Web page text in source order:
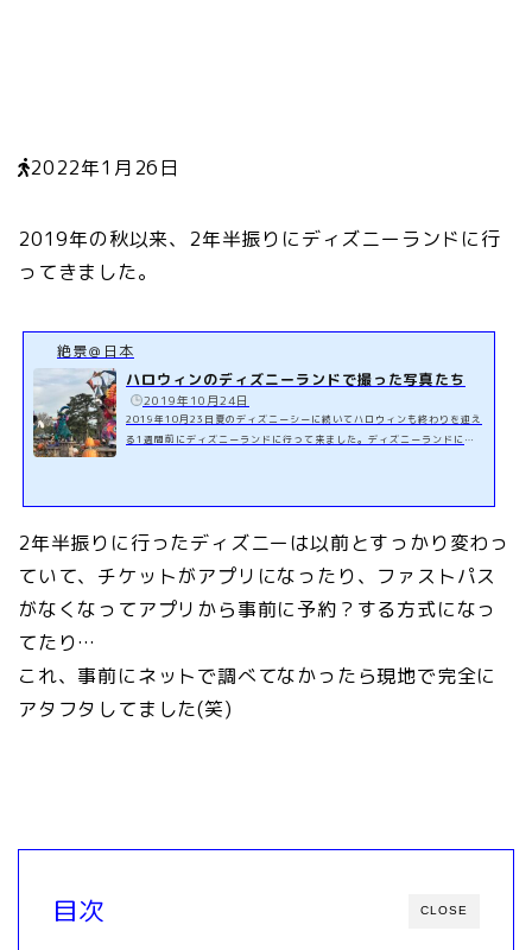
2022年1月26日
2019年の秋以来、2年半振りにディズニーランドに行
ってきました。
絶景＠日本
ハロウィンのディズニーランドで撮った写真たち
2019年10月24日
2019年10月23日夏のディズニーシーに続いてハロウィンも終わりを迎え
る1週間前にディズニーランドに行って来ました。ディズニーランドに
然1日1回だけ開催されているパレード「ドリーミング・アップ！」に遭遇
2年半振りに行ったディズニーは以前とすっかり変わっ
ていて、チケットがアプリになったり、ファストパス
がなくなってアプリから事前に予約？する方式になっ
てたり…
これ、事前にネットで調べてなかったら現地で完全に
アタフタしてました(笑)
CLOSE
目次